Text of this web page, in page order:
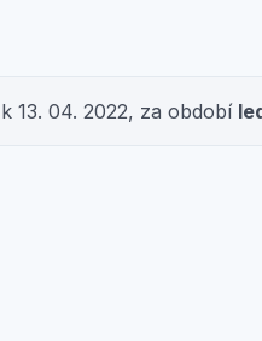
13. 04. 2022, za období